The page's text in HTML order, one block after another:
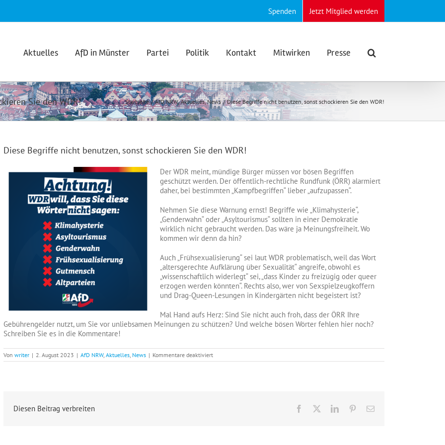
Spenden Jetzt Mitglied werden
Aktuelles AfD in Münster Partei Politik Kontakt Mitwirken Presse
Sie den WDR! Startseite AfD NRW Aktuelles News Diese Begriffe nicht benutzen, sonst schockieren Sie den WDR!
Diese Begriffe nicht benutzen, sonst schockieren Sie den WDR!
Der WDR meint, mündige Bürger müssen vor bösen Begriffen
geschützt werden. Der öffentlich-rechtliche Rundfunk (ÖRR) alarmiert
daher, bei bestimmten „Kampfbegriffen“ lieber „aufzupassen“.
Nehmen Sie diese Warnung ernst! Begriffe wie „Klimahysterie“,
„Genderwahn“ oder „Asyltourismus“ sollten in einer Demokratie
wirklich nicht gebraucht werden. Das wäre ja Meinungsfreiheit. Wo
kommen wir denn da hin?
Auch „Frühsexualisierung“ sei laut WDR problematisch, weil das Wort
„altersgerechte Aufklärung über Sexualität“ angreife, obwohl es
„wissenschaftlich widerlegt“ sei, „dass Kinder zu freizügig oder queer
erzogen werden könnten“. Rechts also, wer von Sexspielzeugkoffern
und Drag-Queen-Lesungen in Kindergärten nicht begeistert ist?
Mal Hand aufs Herz: Sind Sie nicht auch froh, dass der ÖRR Ihre
Gebührengelder nutzt, um Sie vor unliebsamen Meinungen zu schützen? Und welche bösen Wörter fehlen hier noch?
Schreiben Sie es in die Kommentare!
Von writer | 2. August 2023 | AfD NRW, Aktuelles News | Kommentare deaktiviertfür
Diese
Diesen Beitrag verbreiten Facebook LinkedInPinterest
E-